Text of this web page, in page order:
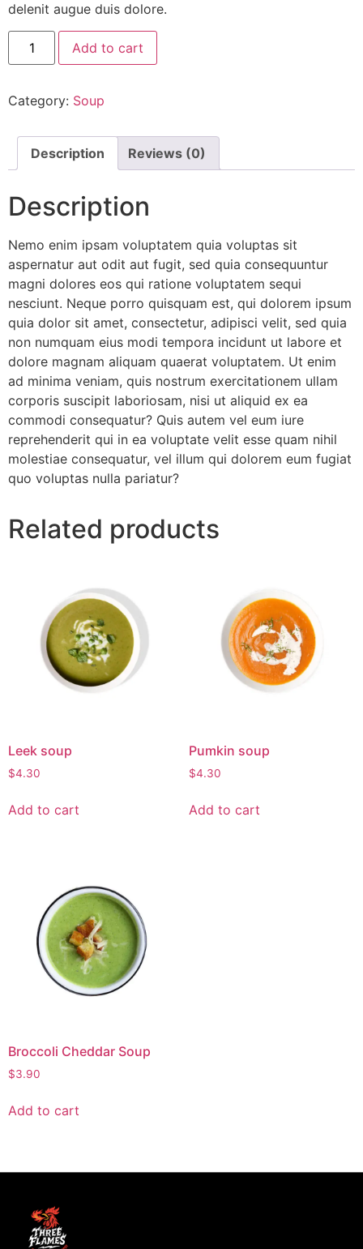
delenit augue duis dolore.
Add to cart
Category: Soup
Description Reviews (0)
Description
Nemo enim ipsam voluptatem quia voluptas sit
aspernatur aut odit aut fugit, sed quia consequuntur
magni dolores eos qui ratione voluptatem sequi
nesciunt. Neque porro quisquam est, qui dolorem ipsum
quia dolor sit amet, consectetur, adipisci velit, sed quia
non numquam eius modi tempora incidunt ut labore et
dolore magnam aliquam quaerat voluptatem. Ut enim
ad minima veniam, quis nostrum exercitationem ullam
corporis suscipit laboriosam, nisi ut aliquid ex ea
commodi consequatur? Quis autem vel eum iure
reprehenderit qui in ea voluptate velit esse quam nihil
molestiae consequatur, vel illum qui dolorem eum fugiat
quo voluptas nulla pariatur?
Related products
Leek soup
$4.30
Add to cart
Pumkin soup
$4.30
Add to cart
Broccoli Cheddar Soup
$3.90
Add to cart